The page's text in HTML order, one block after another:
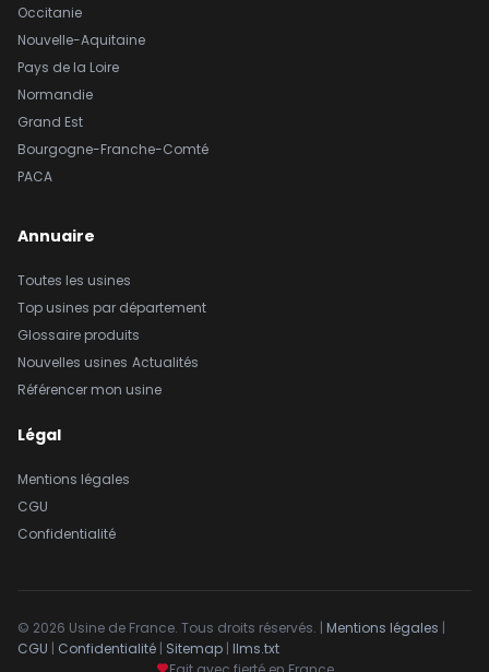
Occitanie
Nouvelle-Aquitaine
Pays de la Loire
Normandie
Grand Est
Bourgogne-Franche-Comté
PACA
Annuaire
Toutes les usines
Top usines par département
Glossaire produits
Nouvelles usines Actualités
Référencer mon usine
Légal
Mentions légales
CGU
Confidentialité
© 2026 Usine de France. Tous droits réservés. | Mentions légales |
CGU | Confidentialité | Sitemap | llms.txt